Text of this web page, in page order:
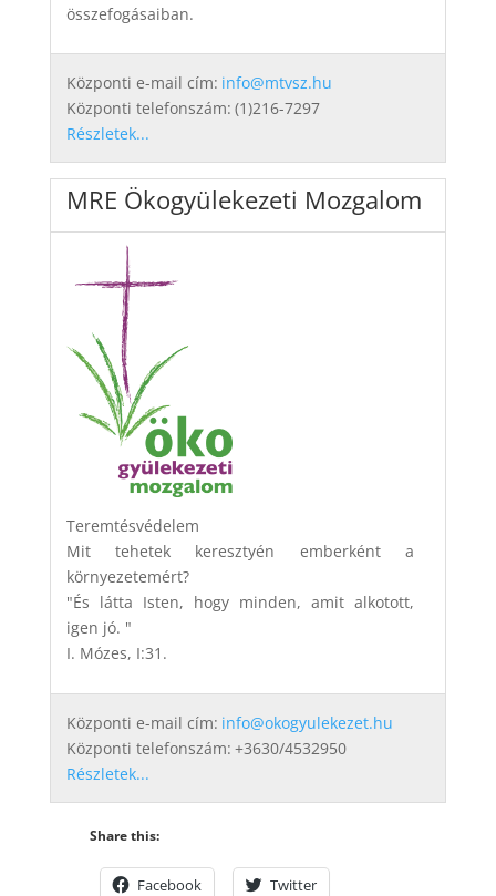
összefogásaiban.
Központi e-mail cím: info@mtvsz.hu
Központi telefonszám: (1)216-7297
Részletek...
MRE Ökogyülekezeti Mozgalom
Teremtésvédelem
Mit tehetek keresztyén emberként a
környezetemért?
"És látta Isten, hogy minden, amit alkotott,
igen jó. "
I. Mózes, I:31.
Központi e-mail cím: info@okogyulekezet.hu
Központi telefonszám: +3630/4532950
Részletek...
Share this:
Facebook Twitter